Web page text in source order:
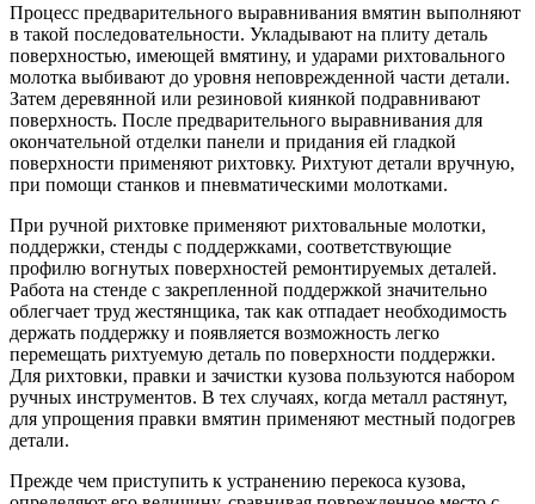
Процесс предварительного выравнивания вмятин выполняют
в такой последовательности. Укладывают на плиту деталь
поверхностью, имеющей вмятину, и ударами рихтовального
молотка выбивают до уровня неповрежденной части детали.
Затем деревянной или резиновой киянкой подравнивают
поверхность. После предварительного выравнивания для
окончательной отделки панели и придания ей гладкой
поверхности применяют рихтовку. Рихтуют детали вручную,
при помощи станков и пневматическими молотками.
При ручной рихтовке применяют рихтовальные молотки,
поддержки, стенды с поддержками, соответствующие
профилю вогнутых поверхностей ремонтируемых деталей.
Работа на стенде с закрепленной поддержкой значительно
облегчает труд жестянщика, так как отпадает необходимость
держать поддержку и появляется возможность легко
перемещать рихтуемую деталь по поверхности поддержки.
Для рихтовки, правки и зачистки кузова пользуются набором
ручных инструментов. В тех случаях, когда металл растянут,
для упрощения правки вмятин применяют местный подогрев
детали.
Прежде чем приступить к устранению перекоса кузова,